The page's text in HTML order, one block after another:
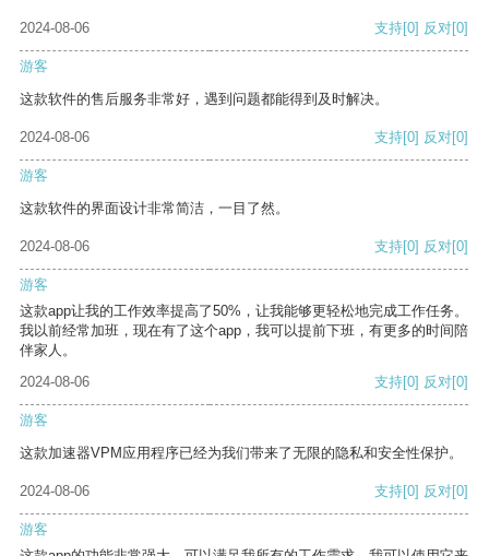
2024-08-06 支持[0] 反对[0]
游客
这款软件的售后服务非常好，遇到问题都能得到及时解决。
2024-08-06 支持[0] 反对[0]
游客
这款软件的界面设计非常简洁，一目了然。
2024-08-06 支持[0] 反对[0]
游客
这款app让我的工作效率提高了50%，让我能够更轻松地完成工作任务。
我以前经常加班，现在有了这个app，我可以提前下班，有更多的时间陪
伴家人。
2024-08-06
支持[0] 反对[0]
游客
这款加速器VPM应用程序已经为我们带来了无限的隐私和安全性保护。
2024-08-06 支持[0] 反对[0]
游客